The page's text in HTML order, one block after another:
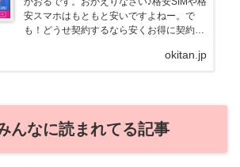
安スマホはもともと安いですよねー。で
も！どうせ契約するなら安くお得に契約し
る自身も、そういう案件を常に狙ってます
okitan.jp
んなに読まれてる記事